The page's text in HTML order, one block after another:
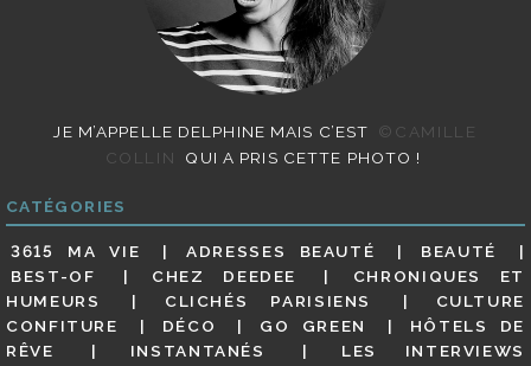
JE M’APPELLE DELPHINE MAIS C’EST
©CAMILLE
COLLIN
QUI A PRIS CETTE PHOTO !
CATÉGORIES
3615 MA VIE ADRESSES BEAUTÉ
BEAUTÉ
BEST-OF
CHEZ DEEDEE
CHRONIQUES ET
HUMEURS
CLICHÉS PARISIENS
CULTURE
CONFITURE
DÉCO GO GREEN
HÔTELS DE
RÊVE
INSTANTANÉS
LES INTERVIEWS